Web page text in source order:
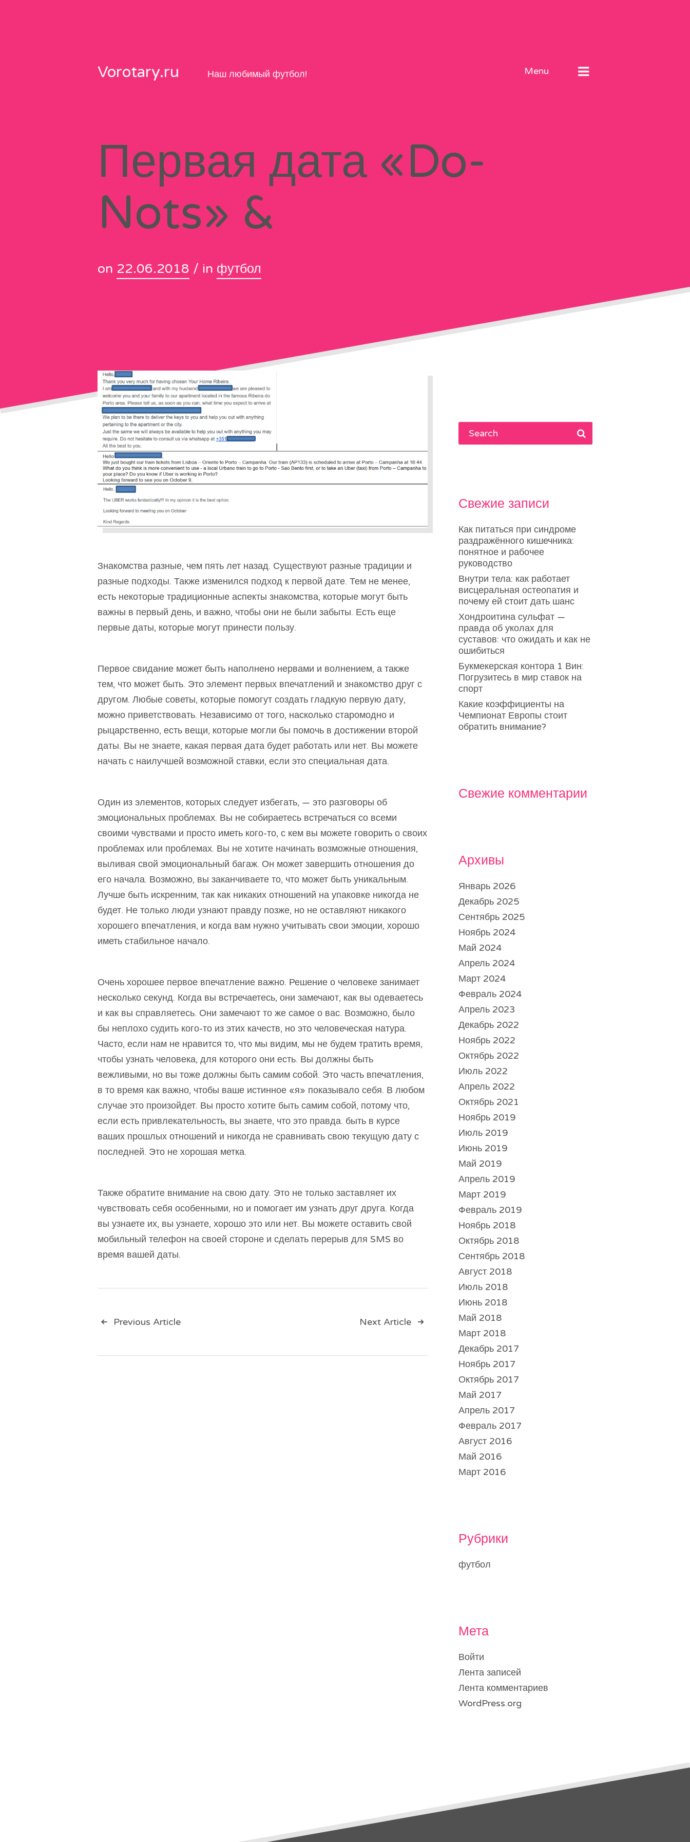
Vorotary.ru Наш любимый футбол! Menu
Первая дата «Do-
Nots» &
on 22.06.2018 / in футбол
Знакомства разные, чем пять лет назад. Существуют разные традиции и
разные подходы. Также изменился подход к первой дате. Тем не менее,
есть некоторые традиционные аспекты знакомства, которые могут быть
важны в первый день, и важно, чтобы они не были забыты. Есть еще
первые даты, которые могут принести пользу.
Первое свидание может быть наполнено нервами и волнением, а также
тем, что может быть. Это элемент первых впечатлений и знакомство друг с
другом. Любые советы, которые помогут создать гладкую первую дату,
можно приветствовать. Независимо от того, насколько старомодно и
рыцарственно, есть вещи, которые могли бы помочь в достижении второй
даты. Вы не знаете, какая первая дата будет работать или нет. Вы можете
начать с наилучшей возможной ставки, если это специальная дата.
Один из элементов, которых следует избегать, — это разговоры об
эмоциональных проблемах. Вы не собираетесь встречаться со всеми
своими чувствами и просто иметь кого-то, с кем вы можете говорить о своих
проблемах или проблемах. Вы не хотите начинать возможные отношения,
выливая свой эмоциональный багаж. Он может завершить отношения до
его начала. Возможно, вы заканчиваете то, что может быть уникальным.
Лучше быть искренним, так как никаких отношений на упаковке никогда не
будет. Не только люди узнают правду позже, но не оставляют никакого
хорошего впечатления, и когда вам нужно учитывать свои эмоции, хорошо
иметь стабильное начало.
Очень хорошее первое впечатление важно. Решение о человеке занимает
несколько секунд. Когда вы встречаетесь, они замечают, как вы одеваетесь
и как вы справляетесь. Они замечают то же самое о вас. Возможно, было
бы неплохо судить кого-то из этих качеств, но это человеческая натура.
Часто, если нам не нравится то, что мы видим, мы не будем тратить время,
чтобы узнать человека, для которого они есть. Вы должны быть
вежливыми, но вы тоже должны быть самим собой. Это часть впечатления,
в то время как важно, чтобы ваше истинное «я» показывало себя. В любом
случае это произойдет. Вы просто хотите быть самим собой, потому что,
если есть привлекательность, вы знаете, что это правда. быть в курсе
ваших прошлых отношений и никогда не сравнивать свою текущую дату с
последней. Это не хорошая метка.
Также обратите внимание на свою дату. Это не только заставляет их
чувствовать себя особенными, но и помогает им узнать друг друга. Когда
вы узнаете их, вы узнаете, хорошо это или нет. Вы можете оставить свой
мобильный телефон на своей стороне и сделать перерыв для SMS во
время вашей даты.
Навигация
по
Previous Article Next Article
Свежие записи
Как питаться при синдроме
раздражённого кишечника:
понятное и рабочее
руководство
Внутри тела: как работает
висцеральная остеопатия и
почему ей стоит дать шанс
Хондроитина сульфат —
правда об уколах для
суставов: что ожидать и как не
ошибиться
Букмекерская контора 1 Вин:
Погрузитесь в мир ставок на
спорт
Какие коэффициенты на
Чемпионат Европы стоит
обратить внимание?
Свежие комментарии
Архивы
Январь 2026
Декабрь 2025
Сентябрь 2025
Ноябрь 2024
Май 2024
Апрель 2024
Март 2024
Февраль 2024
Апрель 2023
Декабрь 2022
Ноябрь 2022
Октябрь 2022
Июль 2022
Апрель 2022
Октябрь 2021
Ноябрь 2019
Июль 2019
Июнь 2019
Май 2019
Апрель 2019
Март 2019
Февраль 2019
Ноябрь 2018
Октябрь 2018
Сентябрь 2018
Август 2018
Июль 2018
Июнь 2018
Май 2018
Март 2018
Декабрь 2017
Ноябрь 2017
Октябрь 2017
Май 2017
Апрель 2017
Февраль 2017
Август 2016
Май 2016
Март 2016
Рубрики
футбол
Мета
Войти
Лента записей
Лента комментариев
WordPress.org